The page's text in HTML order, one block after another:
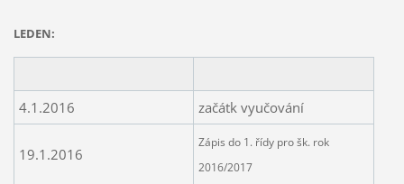
LEDEN:
4.1.2016 začátk vyučování
19.1.2016
Zápis do 1. řídy pro šk. rok
2016/2017